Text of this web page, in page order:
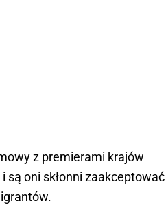
z premierami krajów
są oni skłonni zaakceptować